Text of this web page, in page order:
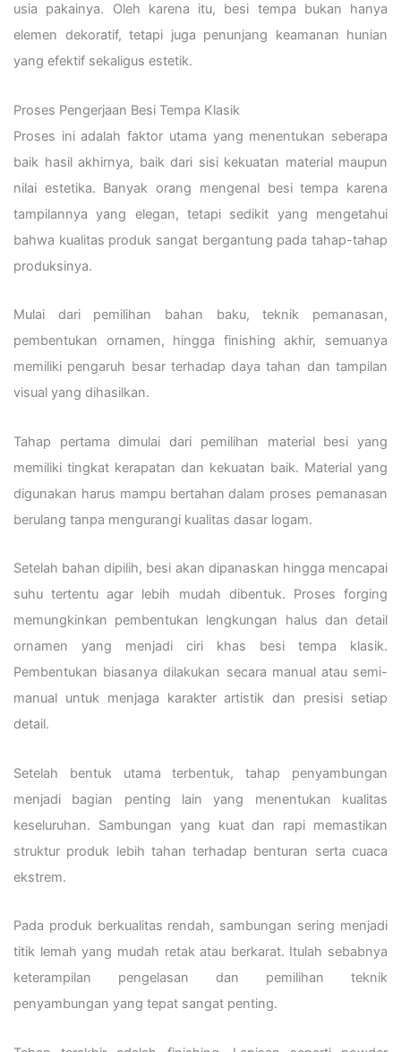
usia pakainya. Oleh karena itu, besi tempa bukan hanya
elemen dekoratif, tetapi juga penunjang keamanan hunian
yang efektif sekaligus estetik.
Proses Pengerjaan Besi Tempa Klasik
Proses ini adalah faktor utama yang menentukan seberapa
baik hasil akhirnya, baik dari sisi kekuatan material maupun
nilai estetika. Banyak orang mengenal besi tempa karena
tampilannya yang elegan, tetapi sedikit yang mengetahui
bahwa kualitas produk sangat bergantung pada tahap-tahap
produksinya.
Mulai dari pemilihan bahan baku, teknik pemanasan,
pembentukan ornamen, hingga finishing akhir, semuanya
memiliki pengaruh besar terhadap daya tahan dan tampilan
visual yang dihasilkan.
Tahap pertama dimulai dari pemilihan material besi yang
memiliki tingkat kerapatan dan kekuatan baik. Material yang
digunakan harus mampu bertahan dalam proses pemanasan
berulang tanpa mengurangi kualitas dasar logam.
Setelah bahan dipilih, besi akan dipanaskan hingga mencapai
suhu tertentu agar lebih mudah dibentuk. Proses forging
memungkinkan pembentukan lengkungan halus dan detail
ornamen yang menjadi ciri khas besi tempa klasik.
Pembentukan biasanya dilakukan secara manual atau semi-
manual untuk menjaga karakter artistik dan presisi setiap
detail.
Setelah bentuk utama terbentuk, tahap penyambungan
menjadi bagian penting lain yang menentukan kualitas
keseluruhan. Sambungan yang kuat dan rapi memastikan
struktur produk lebih tahan terhadap benturan serta cuaca
ekstrem.
Pada produk berkualitas rendah, sambungan sering menjadi
titik lemah yang mudah retak atau berkarat. Itulah sebabnya
keterampilan pengelasan dan pemilihan teknik
penyambungan yang tepat sangat penting.